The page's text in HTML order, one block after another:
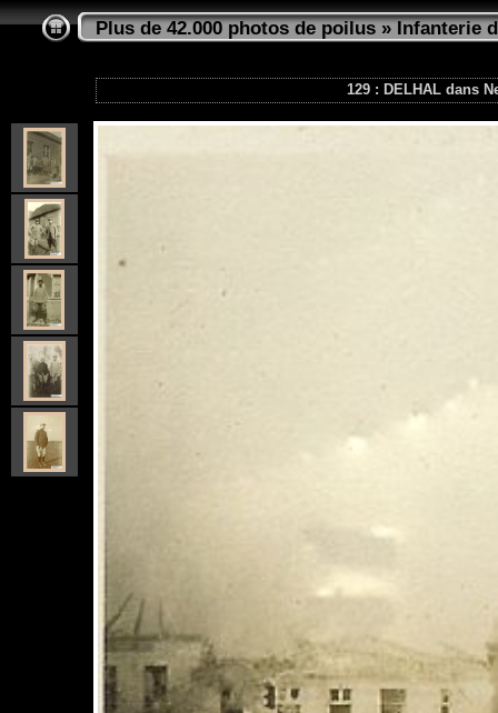
Plus de 42.000 photos de poilus»Infanterie
129 : DELHAL dans